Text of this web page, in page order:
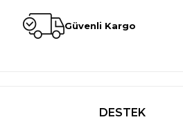
Güvenli Kargo
DESTEK